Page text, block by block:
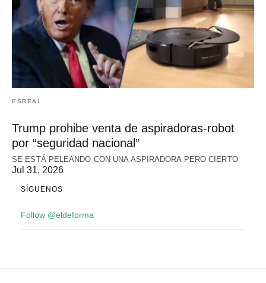
ESREAL
Trump prohibe venta de aspiradoras-robot
por “seguridad nacional”
SE ESTÁ PELEANDO CON UNA ASPIRADORA PERO CIERTO
Jul 31, 2026
SÍGUENOS
Follow @eldeforma